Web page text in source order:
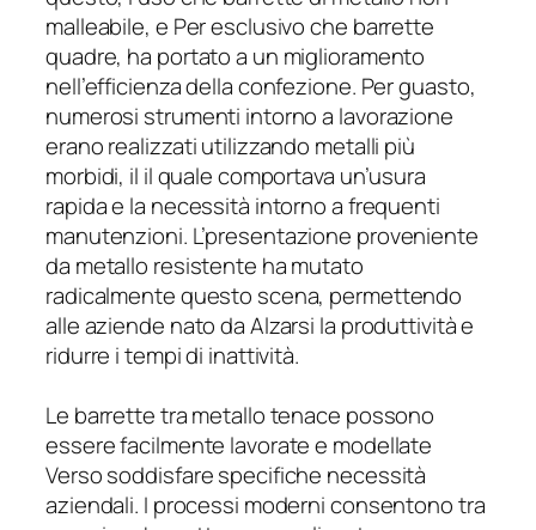
malleabile, e Per esclusivo che barrette
quadre, ha portato a un miglioramento
nell’efficienza della confezione. Per guasto,
numerosi strumenti intorno a lavorazione
erano realizzati utilizzando metalli più
morbidi, il il quale comportava un’usura
rapida e la necessità intorno a frequenti
manutenzioni. L’presentazione proveniente
da metallo resistente ha mutato
radicalmente questo scena, permettendo
alle aziende nato da Alzarsi la produttività e
ridurre i tempi di inattività.
Le barrette tra metallo tenace possono
essere facilmente lavorate e modellate
Verso soddisfare specifiche necessità
aziendali. I processi moderni consentono tra